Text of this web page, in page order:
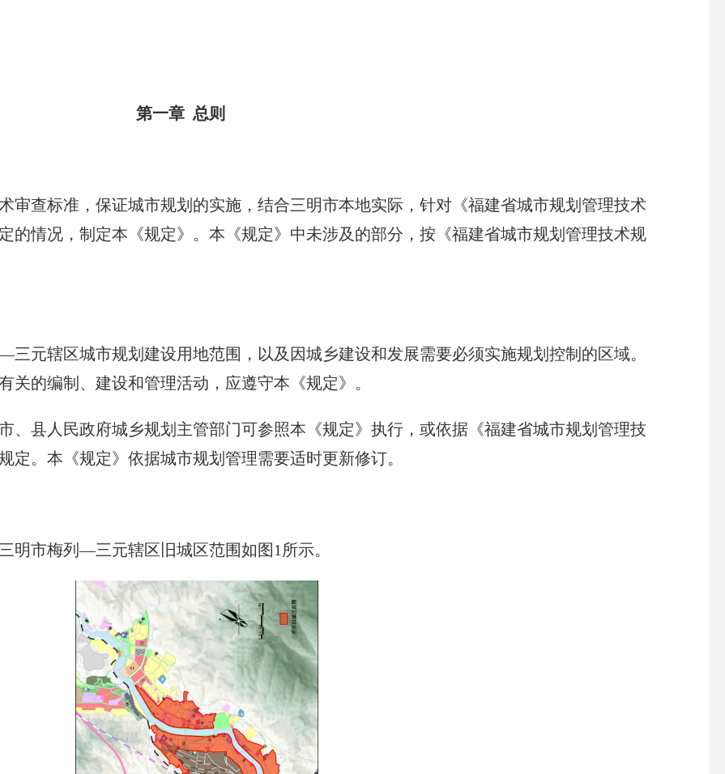
第一章 总则
查标准，保证城市规划的实施，结合三明市本地实际，针对《福建省城市规划管理技术
的情况，制定本《规定》。本《规定》中未涉及的部分，按《福建省城市规划管理技术规
辖区城市规划建设用地范围，以及因城乡建设和发展需要必须实施规划控制的区域。
关的编制、建设和管理活动，应遵守本《规定》。
人民政府城乡规划主管部门可参照本《规定》执行，或依据《福建省城市规划管理技
定。本《规定》依据城市规划管理需要适时更新修订。
市梅列—三元辖区旧城区范围如图1所示。